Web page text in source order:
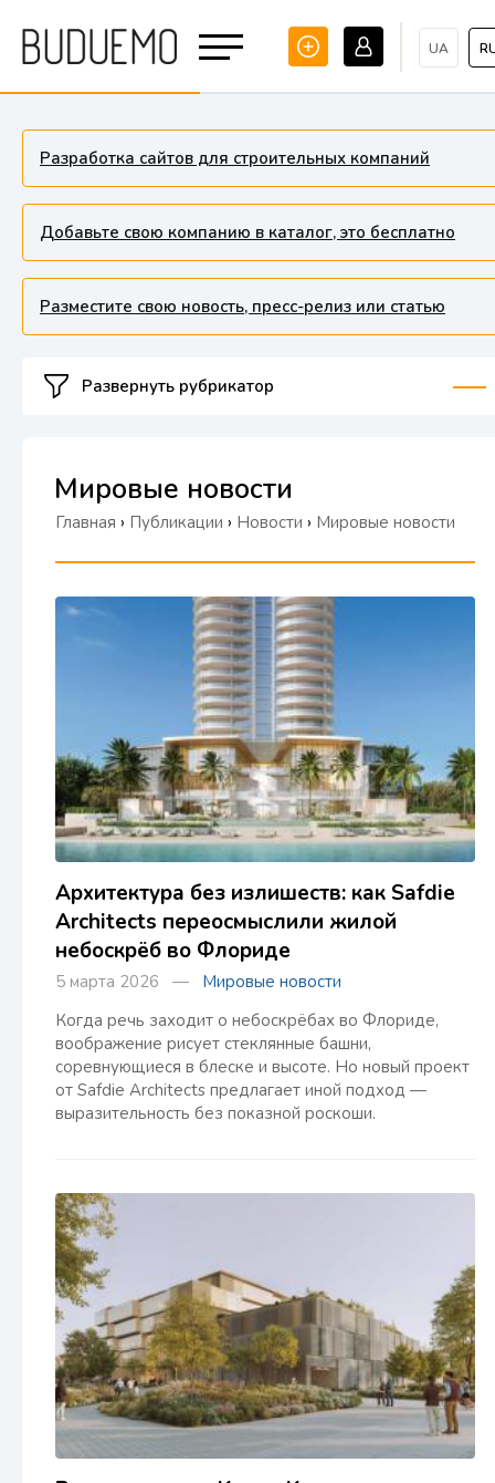
UA
Разработка сайтов для строительных компаний
Добавьте свою компанию в каталог, это бесплатно
Разместите свою новость, пресс-релиз или статью
Развернуть рубрикатор
Мировые новости
Главная › Публикации › Новости › Мировые новости
Архитектура без излишеств: как Safdie
Architects переосмыслили жилой
небоскрёб во Флориде
5 марта 2026 — Мировые новости
Когда речь заходит о небоскрёбах во Флориде,
воображение рисует стеклянные башни,
соревнующиеся в блеске и высоте. Но новый проект
от Safdie Architects предлагает иной подход —
выразительность без показной роскоши.